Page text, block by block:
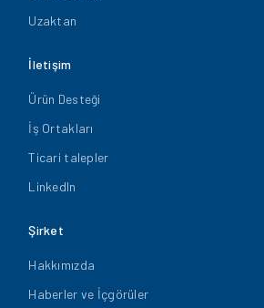
Uzaktan
İletişim
Ürün Desteği
İş Ortakları
Ticari talepler
LinkedIn
Şirket
Hakkımızda
Haberler ve İçgörüler